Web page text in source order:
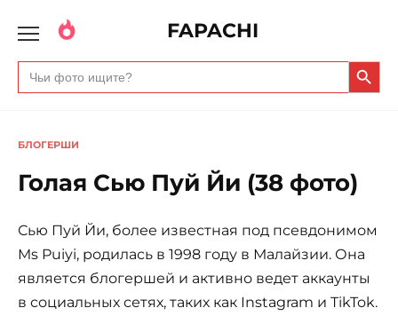
FAPACHI
Search
for:
Search Button
БЛОГЕРШИ
Голая Сью Пуй Йи (38 фото)
Сью Пуй Йи, более известная под псевдонимом
Ms Puiyi, родилась в 1998 году в Малайзии. Она
является блогершей и активно ведет аккаунты
в социальных сетях, таких как Instagram и TikTok.